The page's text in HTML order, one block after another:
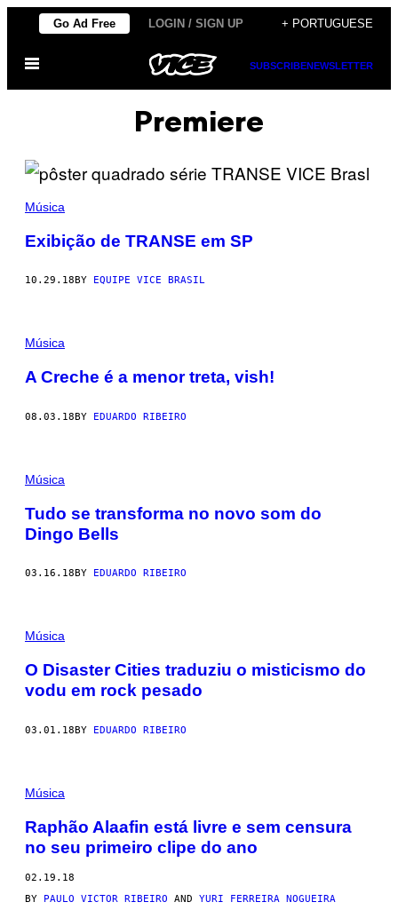
Skip
content
Go Ad Free LOGIN / SIGN UP + PORTUGUESE
Open
SUBSCRIBENEWSLETTER
Premiere
Música
Exibição de TRANSE em SP
10.29.18 BY EQUIPE VICE BRASIL
Música
A Creche é a menor treta, vish!
08.03.18BY EDUARDO RIBEIRO
Música
Tudo se transforma no novo som do
Dingo Bells
03.16.18 BY EDUARDO RIBEIRO
Música
O Disaster Cities traduziu o misticismo do
vodu em rock pesado
03.01.18BY EDUARDO RIBEIRO
Música
Raphão Alaafin está livre e sem censura
no seu primeiro clipe do ano
02.19.18
BY PAULO VICTOR RIBEIRO AND YURI FERREIRA NOGUEIRA